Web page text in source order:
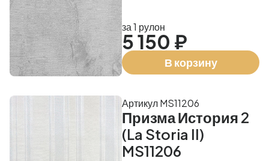
за 1 рулон
5 150 ₽
В корзину
Призма История 2
(La Storia II)
MS11206
Артикул MS11206